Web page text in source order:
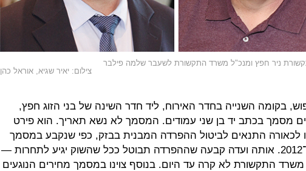
ניר חפץ ומנכ"ל משרד התקשורת לשעבר שלמה פילבר
צילום: יאיר שגיא, אוראל כהן
בקומה השנייה בחדר האירוח, ליד חדר השינה של בני הזוג חפץ,
מסמך בכתב יד בן שני עמודים. המסמך לא נשא תאריך. הוא פירט
לכאורה התנאים לביטול ההפרדה המבנית בבזק, כפי שנקבע במסמך
ועדת חייק מ־2012. אותה ועדה קבעה שההפרדה תבוטל ככל שהשוק יגיע לתחרות —
התקשורת לא קרה עד היום. בנוסף צוינו במסמך מחירים הנוגעים